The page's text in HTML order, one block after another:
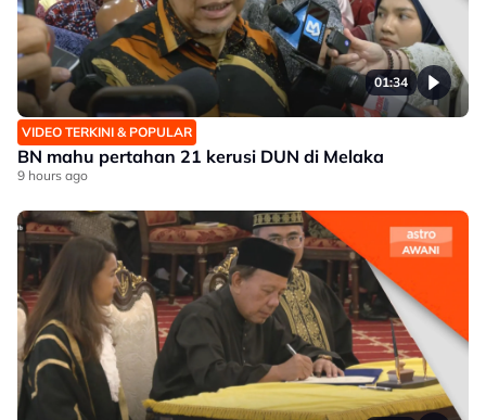
01:34
VIDEO TERKINI & POPULAR
BN mahu pertahan 21 kerusi DUN di Melaka
9 hours ago